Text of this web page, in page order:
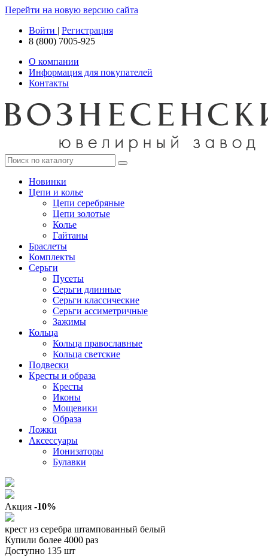
Перейти на новую версию сайта
Войти | Регистрация
8 (800) 7005-925
О компании
Информация для покупателей
Контакты
Новинки
Цепи и колье
Цепи серебряные
Цепи золотые
Колье
Гайтаны
Браслеты
Комплекты
Серьги
Пусеты
Серьги длинные
Серьги классические
Серьги ассиметричные
Зажимы
Кольца
Кольца православные
Кольца светские
Подвески
Кресты и образа
Кресты
Иконы
Мощевики
Образа
Ложки
Аксессуары
Ионизаторы
Булавки
Акция -10%
крест из серебра штампованный белый
Купили более 4000 раз
Доступно 135 шт